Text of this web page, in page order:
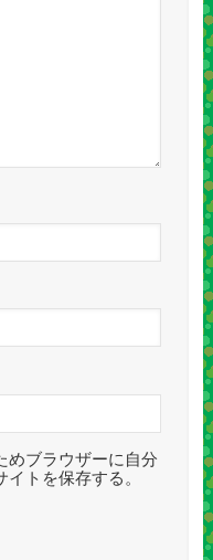
めブラウザーに自分
トを保存する。